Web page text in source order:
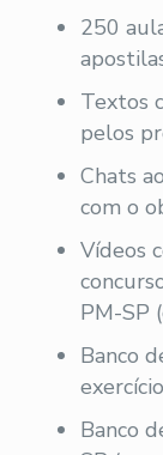
250
Textos
pelos
Chats
com o
Vídeos
PM-SP
Banco
Banco